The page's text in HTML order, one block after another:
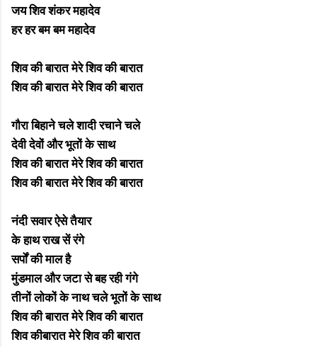
जय शिव शंकर महादेव
हर हर बम बम महादेव
शिव की बारात मेरे शिव की बारात
शिव की बारात मेरे शिव की बारात
गौरा बिहाने चले शादी रचाने चले
देवी देवों और भूतों के साथ
शिव की बारात मेरे शिव की बारात
शिव की बारात मेरे शिव की बारात
नंदी सवार ऐसे तैयार
के हाथ राख सें रंगे
सर्पों की माल है
मुंडमाल और जटा से बह रही गंगे
तीनों लोकों के नाथ चले भूतों के साथ
शिव की बारात मेरे शिव की बारात
शिव कीबारात मेरे शिव की बारात